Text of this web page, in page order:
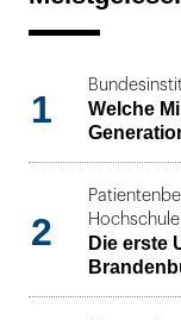
1
Welche
2
Die erste